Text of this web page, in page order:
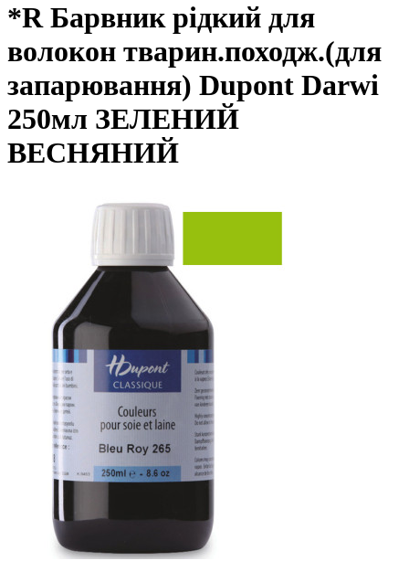
*R Барвник рідкий для
волокон тварин.походж.(для
запарювання) Dupont Darwi
250мл ЗЕЛЕНИЙ
ВЕСНЯНИЙ